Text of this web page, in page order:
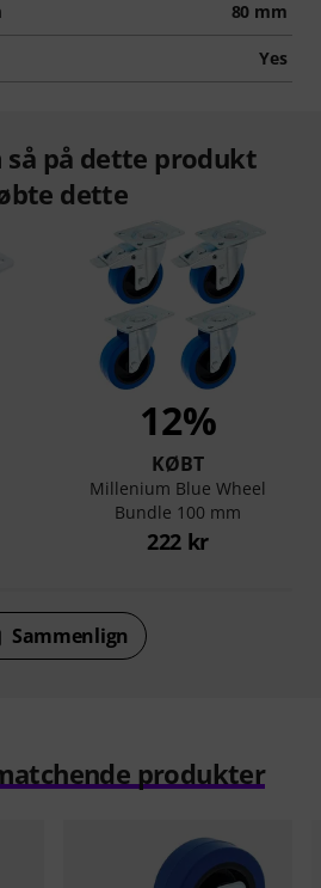
80 mm
Yes
så på dette produkt
dette
12%
KØBT
Millenium Blue Wheel
Bundle 100 mm
222 kr
Sammenlign
produkter